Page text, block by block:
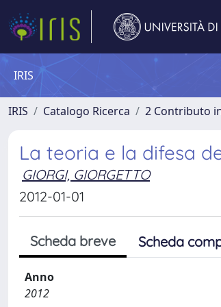
IRIS
IRIS Catalogo Ricerca 2 Contributo
La teoria e la difesa
GIORGI, GIORGETTO
2012-01-01
Scheda breve Scheda
Anno
2012